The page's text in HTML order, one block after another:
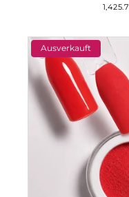
Ausverkauft